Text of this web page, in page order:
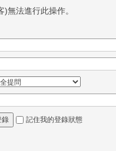
無法進行此操作。
錄 記住我的登錄狀態